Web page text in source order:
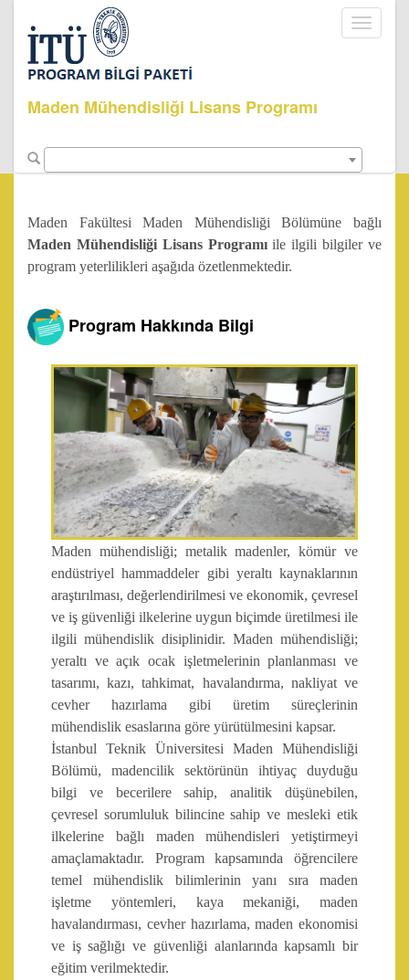
Toggle
Maden Mühendisliği Lisans Programı
Maden Fakültesi Maden Mühendisliği Bölümüne bağlı
Maden Mühendisliği Lisans Programıile ilgili bilgiler ve
program yeterlilikleri aşağıda özetlenmektedir.
Program Hakkında Bilgi
Maden mühendisliği; metalik madenler, kömür ve
endüstriyel hammaddeler gibi yeraltı kaynaklarının
araştırılması, değerlendirilmesi ve ekonomik, çevresel
ve iş güvenliği ilkelerine uygun biçimde üretilmesi ile
ilgili mühendislik disiplinidir. Maden mühendisliği;
yeraltı ve açık ocak işletmelerinin planlanması ve
tasarımı, kazı, tahkimat, havalandırma, nakliyat ve
cevher hazırlama gibi üretim süreçlerinin
mühendislik esaslarına göre yürütülmesini kapsar.
İstanbul Teknik Üniversitesi Maden Mühendisliği
Bölümü, madencilik sektörünün ihtiyaç duyduğu
bilgi ve becerilere sahip, analitik düşünebilen,
çevresel sorumluluk bilincine sahip ve mesleki etik
ilkelerine bağlı maden mühendisleri yetiştirmeyi
amaçlamaktadır. Program kapsamında öğrencilere
temel mühendislik bilimlerinin yanı sıra maden
işletme yöntemleri, kaya mekaniği, maden
havalandırması, cevher hazırlama, maden ekonomisi
ve iş sağlığı ve güvenliği alanlarında kapsamlı bir
eğitim verilmektedir.